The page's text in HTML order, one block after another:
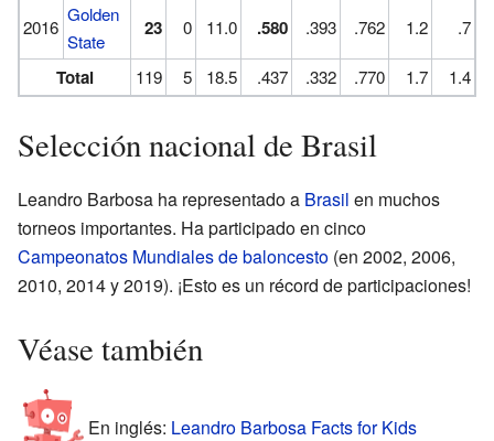
2016
Golden
State
23 0 11.0 .580 .393 .762 1.2 .7
Total 119 5 18.5 .437 .332 .770 1.7 1.4
Selección nacional de Brasil
Leandro Barbosa ha representado a Brasil en muchos
torneos importantes. Ha participado en cinco
Campeonatos Mundiales de baloncesto (en 2002, 2006,
2010, 2014 y 2019). ¡Esto es un récord de participaciones!
Véase también
En inglés: Leandro Barbosa Facts for Kids